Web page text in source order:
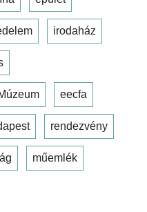
irodaház
eecfa
rendezvény
műemlék